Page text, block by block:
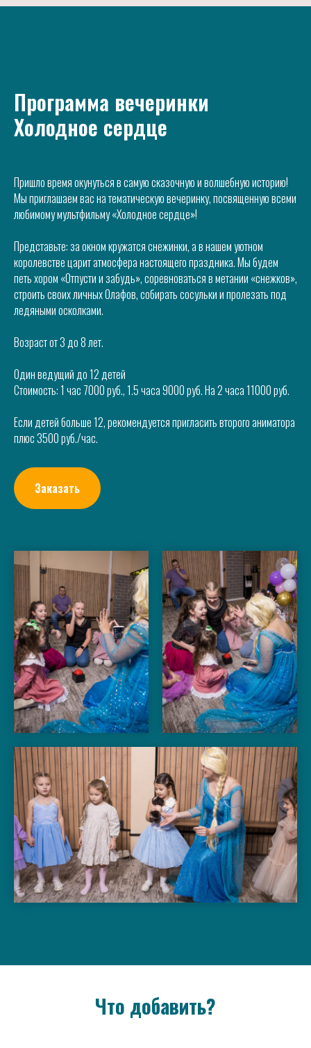
Программа вечеринки
Холодное сердце
Пришло время окунуться в самую сказочную и волшебную историю!
Мы приглашаем вас на тематическую вечеринку, посвященную всеми
любимому мультфильму «Холодное сердце»!
Представьте: за окном кружатся снежинки, а в нашем уютном
королевстве царит атмосфера настоящего праздника. Мы будем
петь хором «Отпусти и забудь», соревноваться в метании «снежков»,
строить своих личных Олафов, собирать сосульки и пролезать под
ледяными осколками.
Возраст от 3 до 8 лет.
Один ведущий до 12 детей
Стоимость: 1 час 7000 руб., 1.5 часа 9000 руб. На 2 часа 11000 руб.
Если детей больше 12, рекомендуется пригласить второго аниматора
плюс 3500 руб./час.
Заказать
Что добавить?